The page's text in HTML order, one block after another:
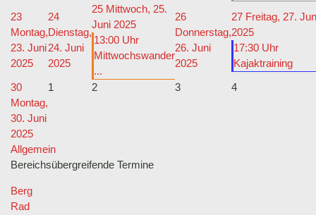
23
Montag,
23. Juni
2025
24
Dienstag,
24. Juni
2025
25 Mittwoch, 25.
Juni 2025
13:00 Uhr
Mittwochswander
...
26
Donnerstag,
26. Juni
2025
27 Freitag, 27.
2025
17:30 Uhr
Kajaktraining
30
Montag,
30. Juni
2025
1 2 3 4
Allgemein
Bereichsübergreifende Termine
Berg
Rad